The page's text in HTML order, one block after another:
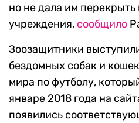
но не дала им
учреждения, сообщило
Зоозащитники
бездомных собак и
мира по футболу,
январе 2018 года на
появились